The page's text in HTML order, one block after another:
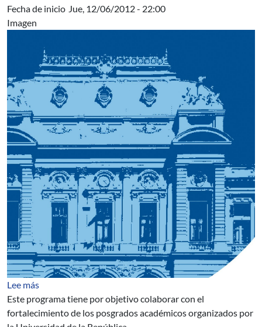
Fecha de inicio Jue, 12/06/2012 - 22:00
Imagen
Lee mássobre Apoyo Institucional a Posgrado de la
Este programa tiene por objetivo colaborar con el
fortalecimiento de los posgrados académicos organizados por